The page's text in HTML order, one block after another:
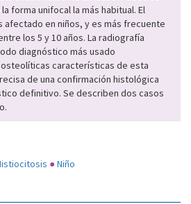
forma unifocal la más habitual. El
afectado en niños, y es más frecuente
los 5 y 10 años. La radiografía
diagnóstico más usado
características de esta
de una confirmación histológica
definitivo. Se describen dos casos
●Niño